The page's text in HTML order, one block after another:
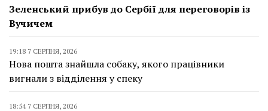
Зеленський прибув до Сербії для переговорів із
Вучичем
19:18 7 СЕРПНЯ, 2026
Нова пошта знайшла собаку, якого працівники
вигнали з відділення у спеку
18:54 7 СЕРПНЯ, 2026